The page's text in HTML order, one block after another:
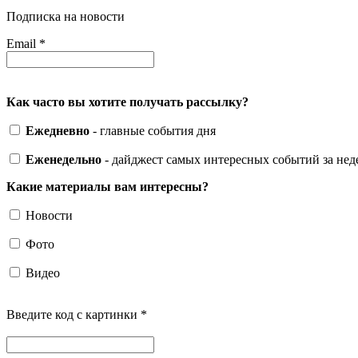
Подписка на новости
Email *
Как часто вы хотите получать рассылку?
Ежедневно - главные события дня
Еженедельно - дайджест самых интересных событий за
Какие материалы вам интересны?
Новости
Фото
Видео
Введите код с картинки *